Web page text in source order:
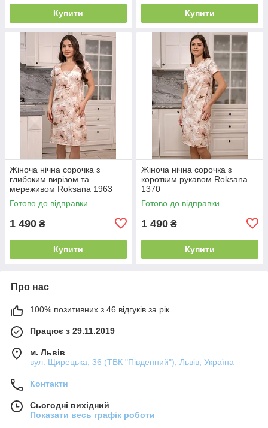
Купити Купити
Жіноча нічна сорочка з
глибоким вирізом та
мереживом Roksana 1963
Готово до відправки
1 490 ₴
Купити
Жіноча нічна сорочка з
коротким рукавом Roksana
1370
Готово до відправки
1 490 ₴
Купити
Про нас
100% позитивних з 46 відгуків за рік
Працює з 29.11.2019
м. Львів
вул. Щирецька, 36 (ТВК "Південний"), Львів, Україна
Контакти
Сьогодні вихідний
Показати весь графік роботи